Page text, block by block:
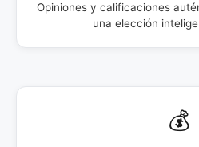
Opiniones y calificaciones
una elección
💰